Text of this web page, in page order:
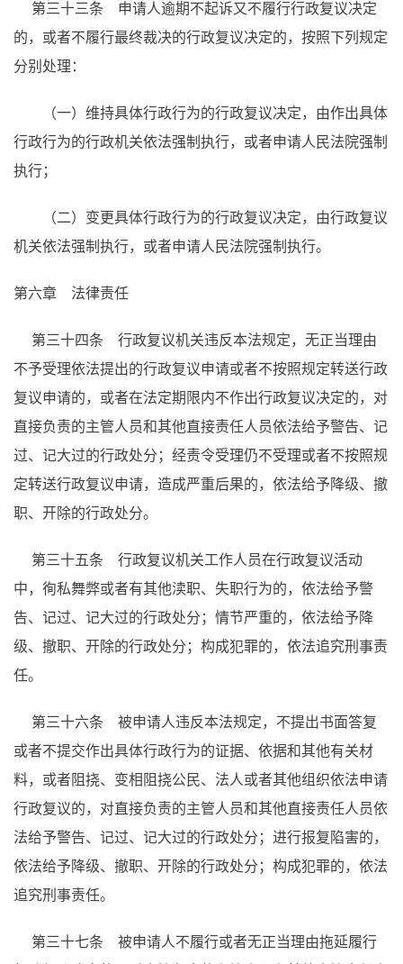
第三十三条 申请人逾期不起诉又不履行行政复议决定
的，或者不履行最终裁决的行政复议决定的，按照下列规定
分别处理：
（一）维持具体行政行为的行政复议决定，由作出具体
行政行为的行政机关依法强制执行，或者申请人民法院强制
执行；
（二）变更具体行政行为的行政复议决定，由行政复议
机关依法强制执行，或者申请人民法院强制执行。
第六章 法律责任
第三十四条 行政复议机关违反本法规定，无正当理由
不予受理依法提出的行政复议申请或者不按照规定转送行政
复议申请的，或者在法定期限内不作出行政复议决定的，对
直接负责的主管人员和其他直接责任人员依法给予警告、记
过、记大过的行政处分；经责令受理仍不受理或者不按照规
定转送行政复议申请，造成严重后果的，依法给予降级、撤
职、开除的行政处分。
第三十五条 行政复议机关工作人员在行政复议活动
中，徇私舞弊或者有其他渎职、失职行为的，依法给予警
告、记过、记大过的行政处分；情节严重的，依法给予降
级、撤职、开除的行政处分；构成犯罪的，依法追究刑事责
任。
第三十六条 被申请人违反本法规定，不提出书面答复
或者不提交作出具体行政行为的证据、依据和其他有关材
料，或者阻挠、变相阻挠公民、法人或者其他组织依法申请
行政复议的，对直接负责的主管人员和其他直接责任人员依
法给予警告、记过、记大过的行政处分；进行报复陷害的，
依法给予降级、撤职、开除的行政处分；构成犯罪的，依法
追究刑事责任。
第三十七条 被申请人不履行或者无正当理由拖延履行